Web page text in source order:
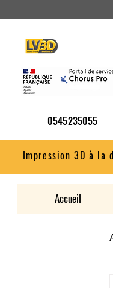
0545235055
Impression 3D à la
Accueil